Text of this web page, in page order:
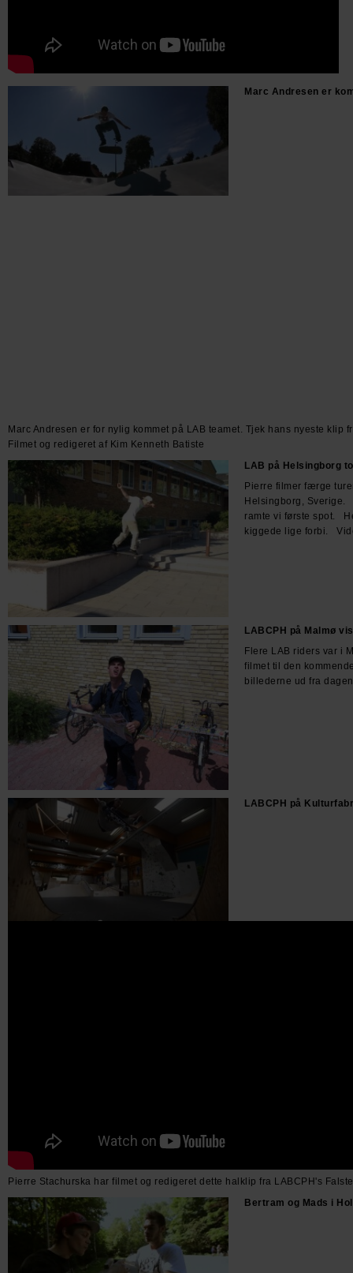
Marc Andresen er
Marc Andresen er for nylig kommet på LAB teamet. Tjek hans nyeste klip
Filmet og redigeret af Kim Kenneth Batiste
LAB på Helsingborg
Pierre filmer færge
Helsingborg, Sverige.
ramte vi første spot.
kiggede lige forbi.
LABCPH på Malmø
Flere LAB riders var i
filmet til den
billederne ud fra
LABCPH på
Pierre Stachurska har filmet og redigeret dette halklip fra LABCPH's
Bertram og Mads i